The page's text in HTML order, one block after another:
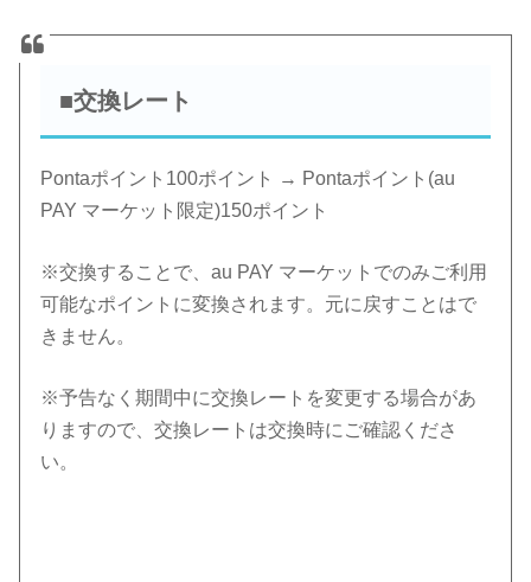
■交換レート
Pontaポイント100ポイント → Pontaポイント(au
PAY マーケット限定)150ポイント
※交換することで、au PAY マーケットでのみご利用
可能なポイントに変換されます。元に戻すことはで
きません。
※予告なく期間中に交換レートを変更する場合があ
りますので、交換レートは交換時にご確認くださ
い。